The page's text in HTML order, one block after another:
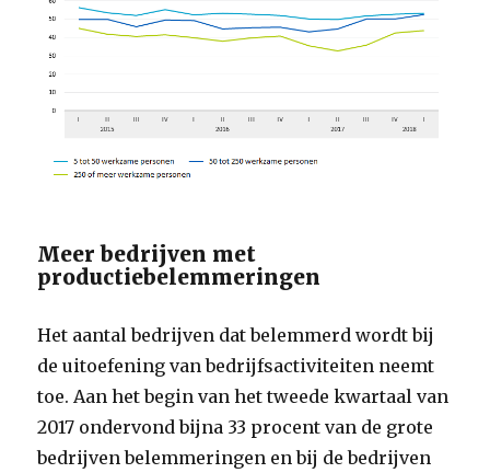
Meer bedrijven met
productiebelemmeringen
Het aantal bedrijven dat belemmerd wordt bij
de uitoefening van bedrijfsactiviteiten neemt
toe. Aan het begin van het tweede kwartaal van
2017 ondervond bijna 33 procent van de grote
bedrijven belemmeringen en bij de bedrijven